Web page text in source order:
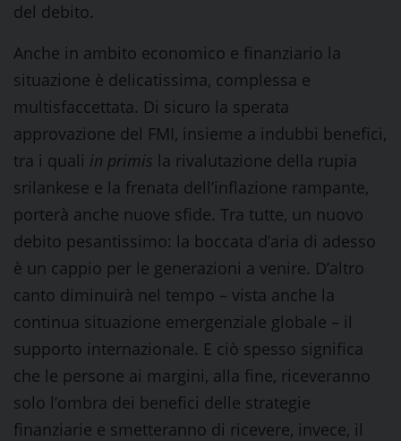
del debito.
Anche in ambito economico e finanziario la
situazione è delicatissima, complessa e
multisfaccettata. Di sicuro la sperata
approvazione del FMI, insieme a indubbi benefici,
tra i quali in primis la rivalutazione della rupia
srilankese e la frenata dell’inflazione rampante,
porterà anche nuove sfide. Tra tutte, un nuovo
debito pesantissimo: la boccata d’aria di adesso
è un cappio per le generazioni a venire. D’altro
canto diminuirà nel tempo – vista anche la
continua situazione emergenziale globale – il
supporto internazionale. E ciò spesso significa
che le persone ai margini, alla fine, riceveranno
solo l’ombra dei benefici delle strategie
finanziarie e smetteranno di ricevere, invece, il